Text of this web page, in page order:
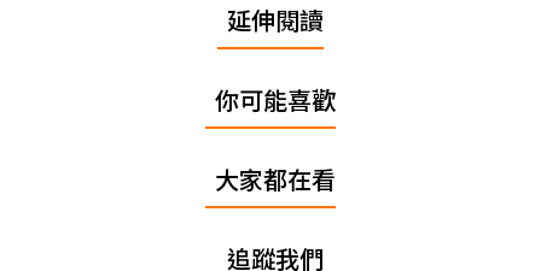
延伸閱讀
你可能喜歡
大家都在看
追蹤我們